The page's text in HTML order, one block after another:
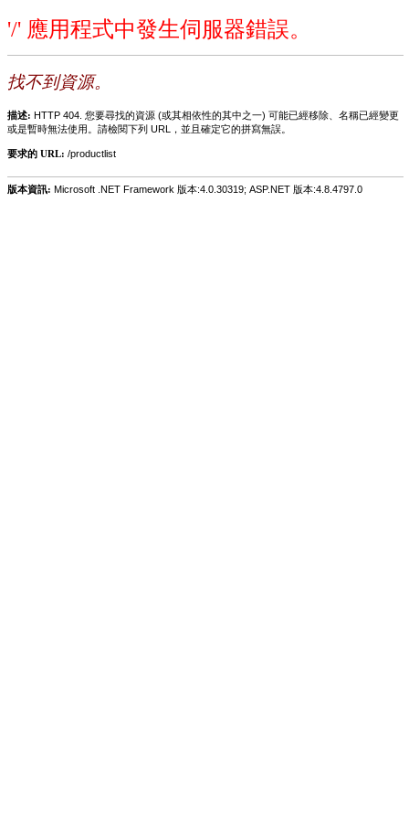
'/' 應用程式中發生伺服器錯誤。
找不到資源。
描述: HTTP 404. 您要尋找的資源 (或其相依性的其中之一) 可能已經移除、名稱已經變更
或是暫時無法使用。請檢閱下列 URL，並且確定它的拼寫無誤。
要求的 URL: /productlist
版本資訊: Microsoft .NET Framework 版本:4.0.30319; ASP.NET 版本:4.8.4797.0